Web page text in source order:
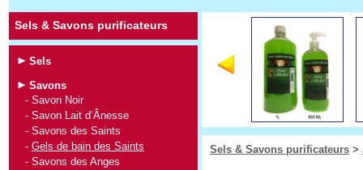
Sels & Savons purificateurs
Sels
Savons
- Savon Noir
- Savon Lait d’Ânesse
- Savons des Saints
- Gels de bain des Saints
- Savons des Anges
Sels & Savons purificateurs >